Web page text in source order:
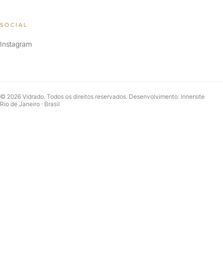
SOCIAL
Instagram
© 2026 Vidrado. Todos os direitos reservados. Desenvolvimento: Innersite
Rio de Janeiro · Brasil